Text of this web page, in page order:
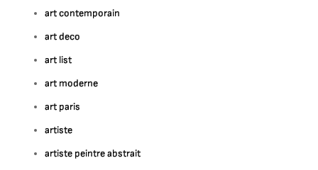
art contemporain
art deco
art list
art moderne
art paris
artiste
artiste peintre abstrait